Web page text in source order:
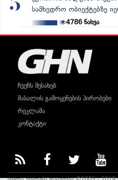
5
სამხედრო ობიექტებზე
4786ნახვა
ჩვენს შესახებ
მასალის გამოყენების პირობები
რეკლამა
კონტაქტი